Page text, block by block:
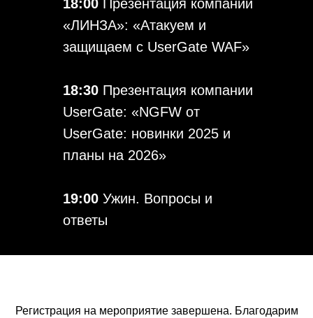
18:00 Презентация компании
«ЛИНЗА»: «Атакуем и
защищаем с UserGate WAF»
18:30 Презентация компании
UserGate: «NGFW от
UserGate: новинки 2025 и
планы на 2026»
19:00 Ужин. Вопросы и
ответы
Регистрация на мероприятие завершена. Благодарим